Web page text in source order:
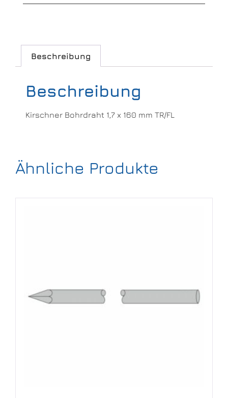
Beschreibung
Beschreibung
Kirschner Bohrdraht 1,7 x 160 mm TR/FL
Ähnliche Produkte